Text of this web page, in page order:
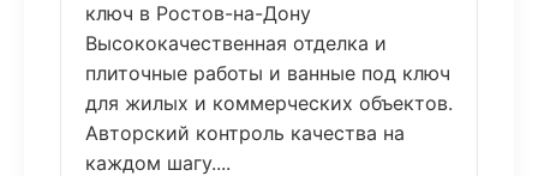
ключ в Ростов-на-Дону
Высококачественная отделка и
плиточные работы и ванные под ключ
для жилых и коммерческих объектов.
Авторский контроль качества на
каждом шагу....